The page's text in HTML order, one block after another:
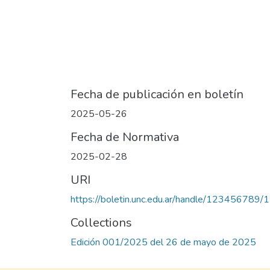
Fecha de publicación en boletín
2025-05-26
Fecha de Normativa
2025-02-28
URI
https://boletin.unc.edu.ar/handle/123456789/
Collections
Edición 001/2025 del 26 de mayo de 2025